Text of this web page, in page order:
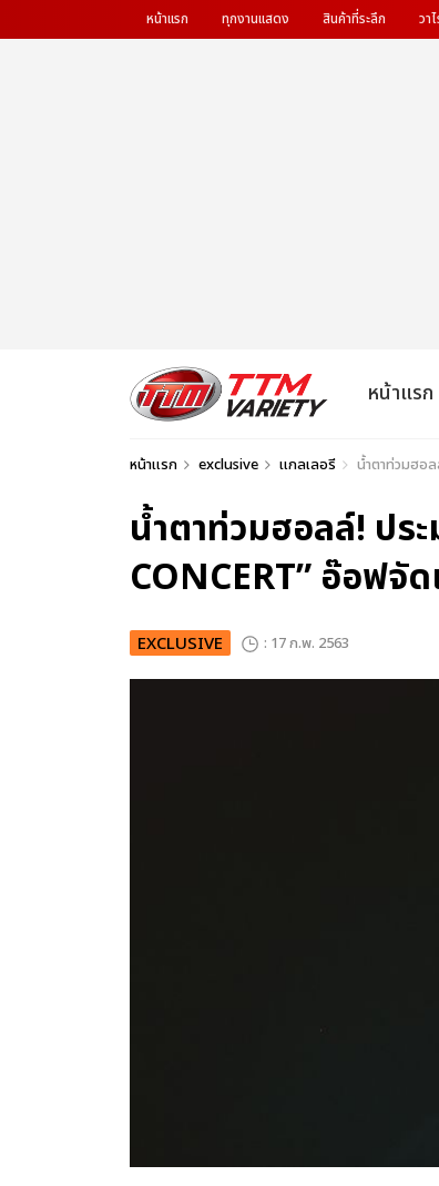
หน้าแรก ทุกงานแสดง สินค้าที่ระลึก วา
หน้าแรก
หน้าแรก exclusive แกลเลอรี น้ำตาท่วมฮอ
น้ำตาท่วมฮอลล์! ปร
CONCERT” อ๊อฟจั
EXCLUSIVE : 17 ก.พ. 2563